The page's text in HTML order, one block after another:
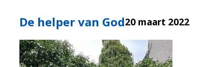
De helper van God20 maart 2022